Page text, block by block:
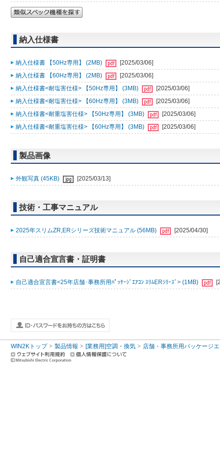
納入仕様書
納入仕様書 【50Hz専用】 (2MB)
[2025/03/06]
納入仕様書 【60Hz専用】 (2MB)
[2025/03/06]
納入仕様書<耐塩害仕様> 【50Hz専用】 (3MB)
[2025/03/06]
納入仕様書<耐塩害仕様> 【60Hz専用】 (3MB)
[2025/03/06]
納入仕様書<耐重塩害仕様> 【50Hz専用】 (3MB)
[2025/03/06]
納入仕様書<耐重塩害仕様> 【60Hz専用】 (3MB)
[2025/03/06]
製品画像
外観写真 (45KB) [2025/03/13]
技術・工事マニュアル
2025年スリムZR,ERシリーズ技術マニュアル (56MB) [2025/04/30]
自己適合宣言書・証明書
自己適合宣言書<25年店舗･事務所用ﾊﾟｯｹｰｼﾞｴｱｺﾝ ｽﾘﾑERｼﾘｰｽﾞ> (1MB)
WIN2Kトップ 製品情報 [業務用]空調・換気 店舗・事務所用パッケージ